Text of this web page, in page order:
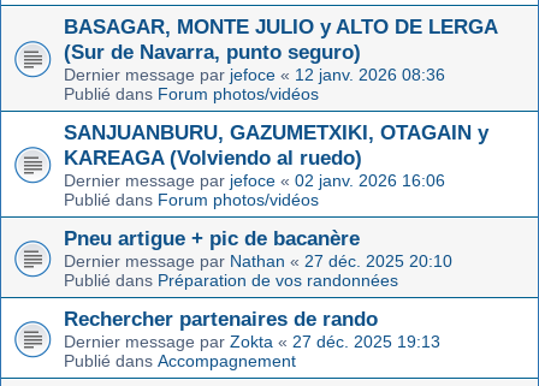
BASAGAR, MONTE JULIO y ALTO DE LERGA
(Sur de Navarra, punto seguro)
Dernier message par jefoce « 12 janv. 2026 08:36
Publié dans Forum photos/vidéos
SANJUANBURU, GAZUMETXIKI, OTAGAIN y
KAREAGA (Volviendo al ruedo)
Dernier message par jefoce « 02 janv. 2026 16:06
Publié dans Forum photos/vidéos
Pneu artigue + pic de bacanère
Dernier message par Nathan « 27 déc. 2025 20:10
Publié dans Préparation de vos randonnées
Rechercher partenaires de rando
Dernier message par Zokta « 27 déc. 2025 19:13
Publié dans Accompagnement